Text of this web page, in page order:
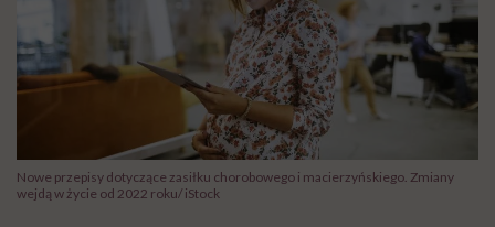
Nowe przepisy dotyczące zasiłku chorobowego i macierzyńskiego. Zmiany
wejdą w życie od 2022 roku/ iStock